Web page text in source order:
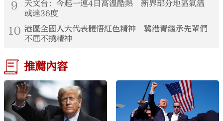
9
天文台：今起一連4日高溫酷熱 新界部分地區氣溫
或達36度
10 港區全國人大代表體悟紅色精神 冀港青繼承先輩們
不屈不撓精神
推薦內容